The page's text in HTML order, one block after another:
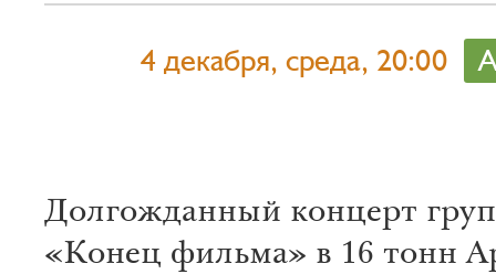
4 декабря, среда, 20:00
Долгожданный концерт
«Конец фильма» в 16 тонн